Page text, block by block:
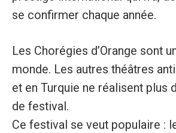
se confirmer chaque année.
Les Chorégies d’Orange sont
monde. Les autres théâtres
et en Turquie ne réalisent plus
de festival.
Ce festival se veut populaire :